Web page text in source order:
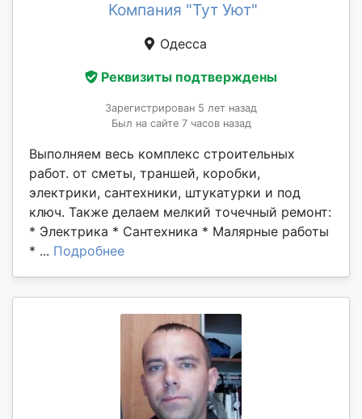
Компания "Тут Уют"
Одесса
Реквизиты подтверждены
Зарегистрирован 5 лет назад
Был на сайте 7 часов назад
Выполняем весь комплекс строительных
работ. от сметы, траншей, коробки,
электрики, сантехники, штукатурки и под
ключ. Также делаем мелкий точечный ремонт:
* Электрика * Сантехника * Малярные работы
* ... Подробнее